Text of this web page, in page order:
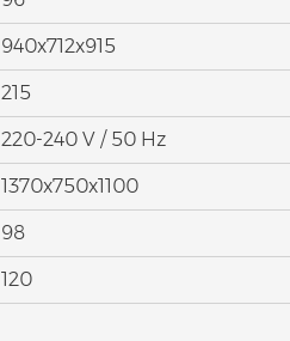
940x712x915
215
220-240 V / 50 Hz
1370x750x1100
98
120